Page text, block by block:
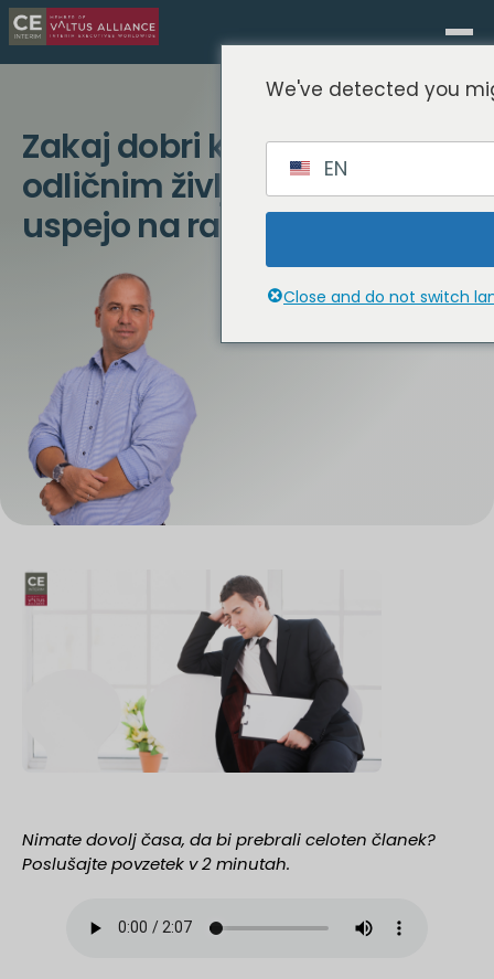
Zakaj dobri kandidati kljub
odličnim življenjepisom ne
uspejo na razgovoru
Nimate dovolj časa, da bi prebrali celoten članek?
Poslušajte povzetek v 2 minutah.
We've detected you
EN
Close and do not switch